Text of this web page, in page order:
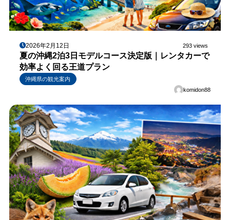
2026年2月12日 293 views
夏の沖縄2泊3日モデルコース決定版｜レンタカーで
効率よく回る王道プラン
沖縄県の観光案内
komidon88